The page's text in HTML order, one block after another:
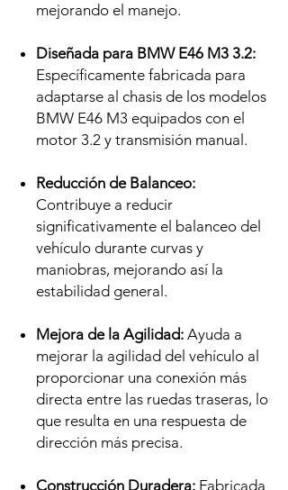
mejorando el manejo.
Diseñada para BMW E46 M3 3.2:
Específicamente fabricada para
adaptarse al chasis de los modelos
BMW E46 M3 equipados con el
motor 3.2 y transmisión manual.
Reducción de Balanceo:
Contribuye a reducir
significativamente el balanceo del
vehículo durante curvas y
maniobras, mejorando así la
estabilidad general.
Mejora de la Agilidad: Ayuda a
mejorar la agilidad del vehículo al
proporcionar una conexión más
directa entre las ruedas traseras, lo
que resulta en una respuesta de
dirección más precisa.
Construcción Duradera: Fabricada